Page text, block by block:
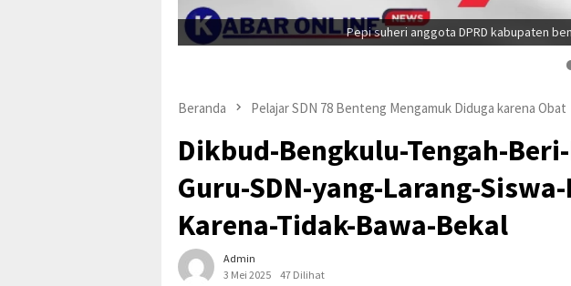
Pepi suheri anggota DPRD kabupaten
Beranda Pelajar SDN 78 Benteng Mengamuk Diduga karena Obat
Dikbud-Bengkulu-Tengah-
Guru-SDN-yang-Larang-
Karena-Tidak-Bawa-Bekal
Admin
3 Mei 2025
47 Dilihat